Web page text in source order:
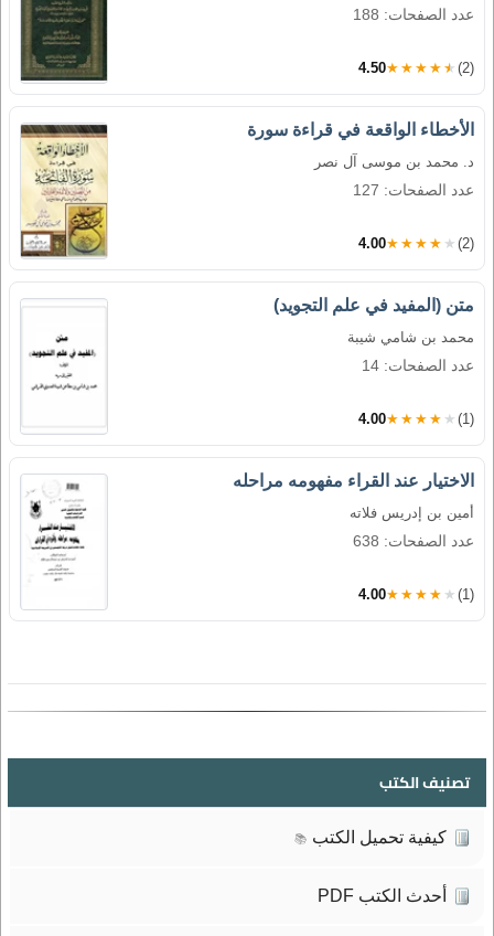
عدد الصفحات: 188
4.50★★★★★ (2)
الأخطاء الواقعة في قراءة سورة
د. محمد بن موسى آل نصر
عدد الصفحات: 127
4.00★★★★★ (2)
متن (المفيد في علم التجويد)
محمد بن شامي شيبة
عدد الصفحات: 14
4.00★★★★★ (1)
الاختيار عند القراء مفهومه مراحله
أمين بن إدريس فلاته
عدد الصفحات: 638
4.00★★★★★ (1)
تصنيف الكتب
كيفية تحميل الكتب 📚
أحدث الكتب PDF